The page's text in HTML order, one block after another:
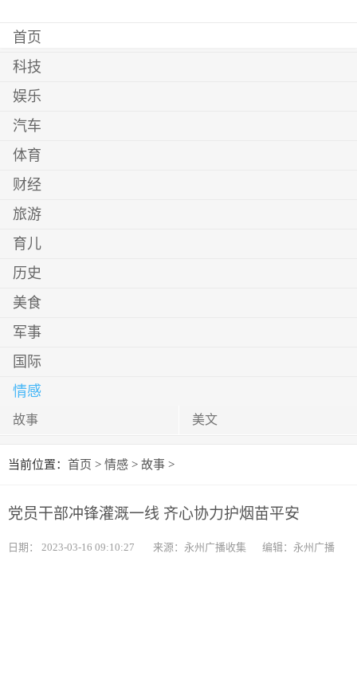
首页
科技
娱乐
汽车
体育
财经
旅游
育儿
历史
美食
军事
国际
情感
故事 美文
当前位置： 首页 > 情感 > 故事 >
党员干部冲锋灌溉一线 齐心协力护烟苗平安
日期： 2023-03-16 09:10:27 来源：永州广播收集 编辑：永州广播